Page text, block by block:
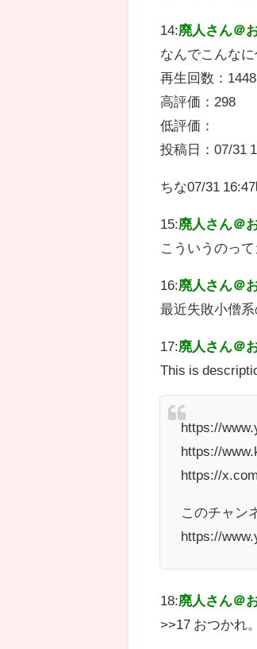
14:廃人さん＠
なんでこんな
再生回数：
高評価：298
低評価：
投稿日：07/31
ちな07/31
15:廃人さん＠
こういうのっ
16:廃人さん＠
最近失敗小僧
17:廃人さん＠
This is
https://
https://
https://
このチャン
https://
18:廃人さん＠
>>17 おつかれ